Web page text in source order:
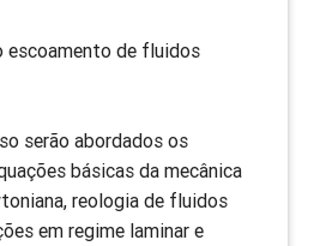
escoamento de fluidos
serão abordados os
básicas da mecânica
reologia de fluidos
em regime laminar e